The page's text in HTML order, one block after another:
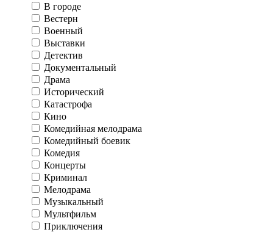
В городе
Вестерн
Военный
Выставки
Детектив
Документальный
Драма
Исторический
Катастрофа
Кино
Комедийная мелодрама
Комедийный боевик
Комедия
Концерты
Криминал
Мелодрама
Музыкальный
Мультфильм
Приключения